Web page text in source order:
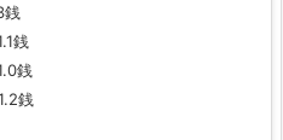
銭
銭
銭
銭